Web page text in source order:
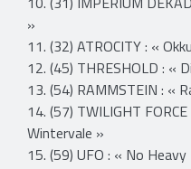
»
11. (32) ATROCITY : «
12. (45) THRESHOLD : «
13. (54) RAMMSTEIN : «
14. (57) TWILIGHT
Wintervale »
15. (59) UFO : « No